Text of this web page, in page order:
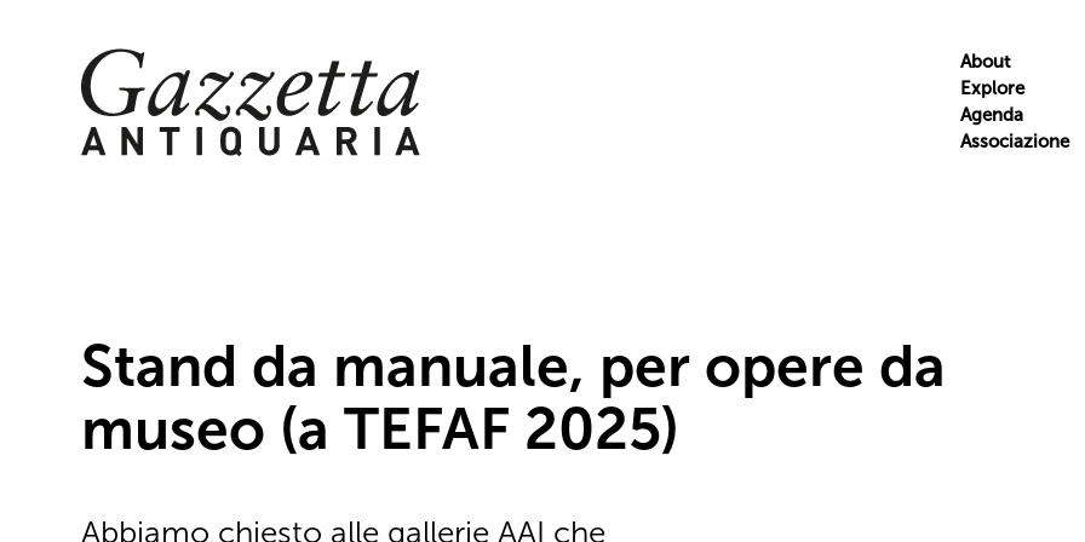
Skip
to
content
About
Explore
Agenda
Associazione
Stand da manuale, per opere da
museo (a TEFAF 2025)
Abbiamo chiesto alle gallerie AAI che